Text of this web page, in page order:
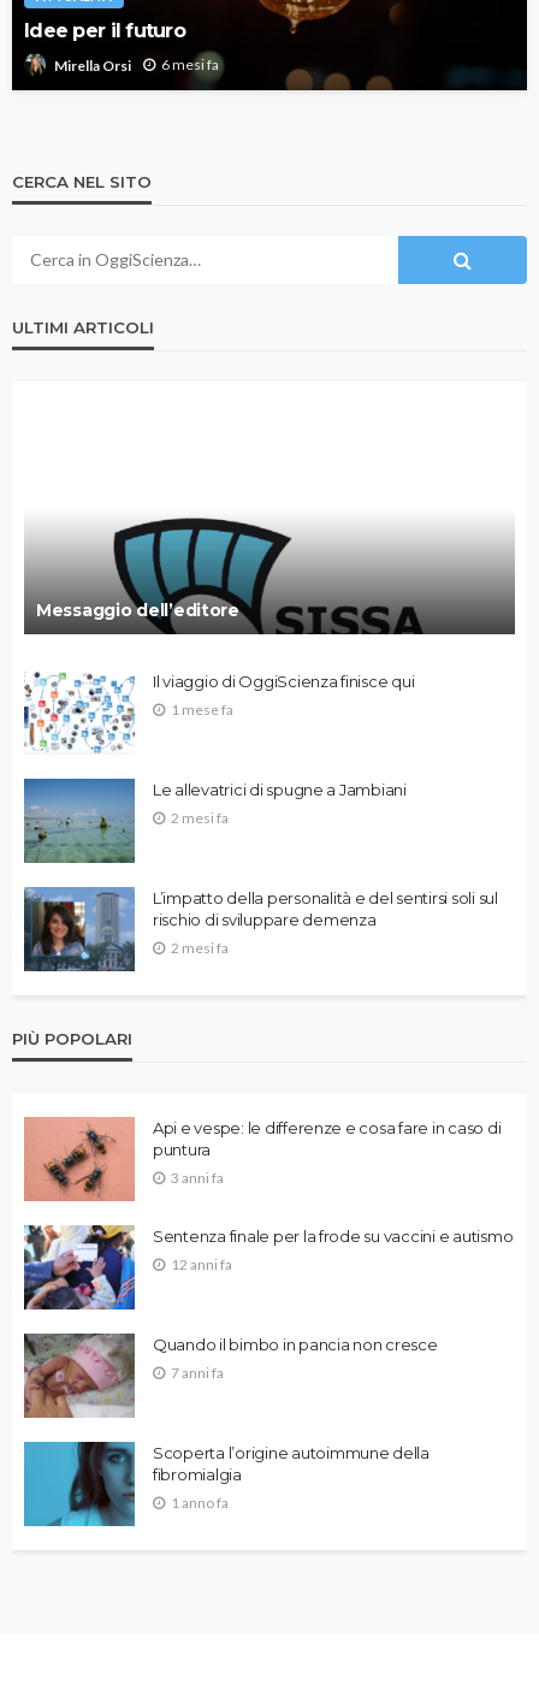
Idee per il futuro
Mirella Orsi 6 mesi fa
CERCA NEL SITO
ULTIMI ARTICOLI
Messaggio dell’editore
Il viaggio di OggiScienza finisce qui
1 mese fa
Le allevatrici di spugne a Jambiani
2 mesi fa
L’impatto della personalità e del sentirsi soli sul
rischio di sviluppare demenza
2 mesi fa
PIÙ POPOLARI
Api e vespe: le differenze e cosa fare in caso di
puntura
3 anni fa
Sentenza finale per la frode su vaccini e autismo
12 anni fa
Quando il bimbo in pancia non cresce
7 anni fa
Scoperta l’origine autoimmune della
fibromialgia
1 anno fa